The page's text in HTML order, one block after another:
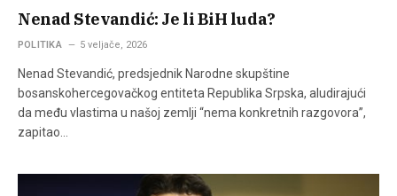
Nenad Stevandić: Je li BiH luda?
POLITIKA 5 veljače, 2026
Nenad Stevandić, predsjednik Narodne skupštine
bosanskohercegovačkog entiteta Republika Srpska, aludirajući
da među vlastima u našoj zemlji “nema konkretnih razgovora”,
zapitao…